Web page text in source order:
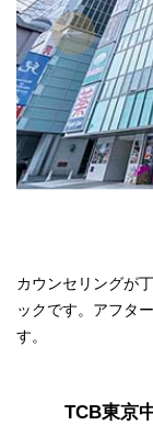
カウンセリングが
ックです。アフタ
す。
TCB東京